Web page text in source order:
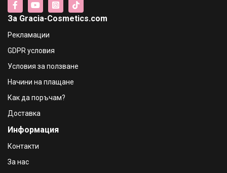
€17.39 / 34.01 лв.
успокояващ и хидратиращ крем,40мл
€9.72 / 19.01 лв.
тяло за чувствителна кожа
€17.85 / 34.91 лв.
раздразнена кожа фамилен
€18.36 / 35.91 лв.
За Gracia-Cosmetics.com
Рекламации
GDPR условия
Условия за ползване
Начини на плащане
Как да поръчам?
Доставка
Информация
Контакти
За нас